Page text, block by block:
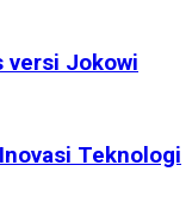
versi Jokowi
Teknologi